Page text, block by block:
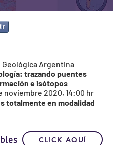
Geológica Argentina
trazando puentes
e isótopos
noviembre 2020, 14:00 hr
totalmente en modalidad
CLICK AQUÍ